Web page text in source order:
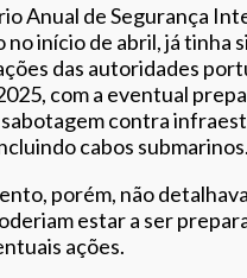
Anual de Segurança
no início de abril, já tinha
das autoridades
com a eventual
sabotagem contra
cabos submarinos.
porém, não
estar a ser
ações.